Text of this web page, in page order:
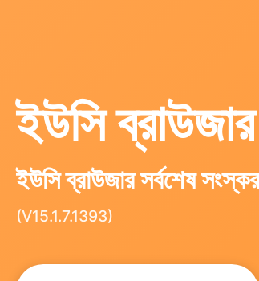
ইউসি ব্রাউজার
ইউসি ব্রাউজার সর্বশেষ
(V15.1.7.1393)